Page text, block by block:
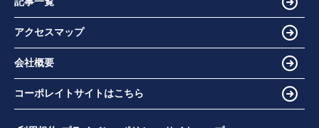
アクセスマップ
会社概要
コーポレイトサイトはこちら